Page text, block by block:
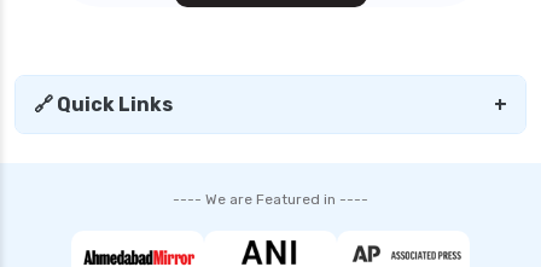
sbi personal loan interest rates
shriram finance personal loan interest rate
top 10 Personal loan apps
🔗 Quick Links +
---- We are Featured in ----